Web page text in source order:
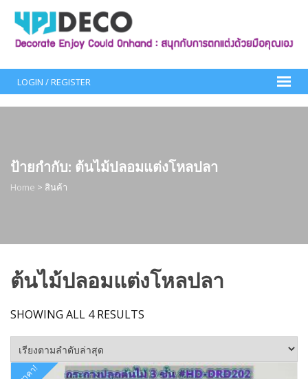
content
LOGIN / REGISTER
ป้ายกำกับ: ต้นไม้ปลอมแต่งโหลปลา
Home > สินค้า
ต้นไม้ปลอมแต่งโหลปลา
SHOWING ALL 4 RESULTS